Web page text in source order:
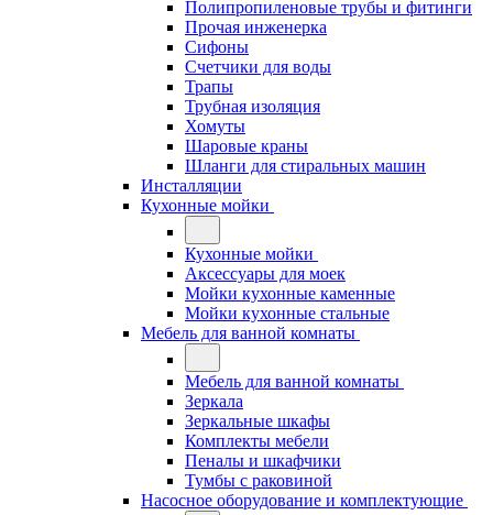
Полипропиленовые трубы и фитинги
Прочая инженерка
Сифоны
Счетчики для воды
Трапы
Трубная изоляция
Хомуты
Шаровые краны
Шланги для стиральных машин
Инсталляции
Кухонные мойки
Кухонные мойки
Аксессуары для моек
Мойки кухонные каменные
Мойки кухонные стальные
Мебель для ванной комнаты
Мебель для ванной комнаты
Зеркала
Зеркальные шкафы
Комплекты мебели
Пеналы и шкафчики
Тумбы с раковиной
Насосное оборудование и комплектующие